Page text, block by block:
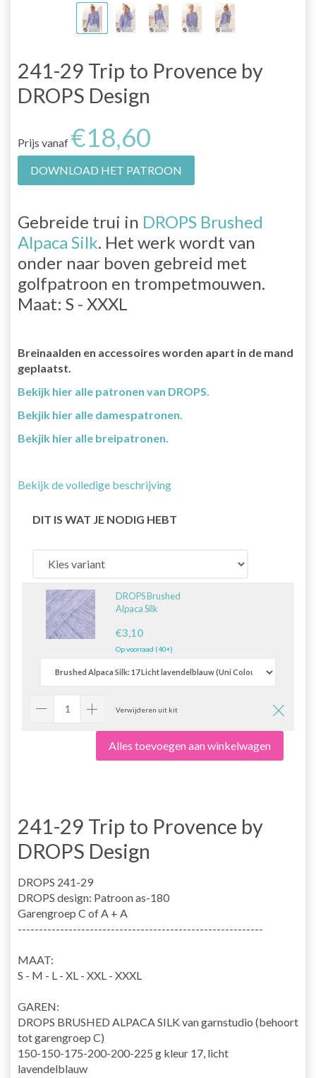
241-29 Trip to Provence by
DROPS Design
Prijs vanaf €18,60
DOWNLOAD HET PATROON
Gebreide trui in DROPS Brushed
Alpaca Silk. Het werk wordt van
onder naar boven gebreid met
golfpatroon en trompetmouwen.
Maat: S - XXXL
Breinaalden en accessoires worden apart in de mand
geplaatst.
Bekijk hier alle patronen van DROPS.
Bekjik hier alle damespatronen.
Bekjik hier alle breipatronen.
Bekijk de volledige beschrijving
DIT IS WAT JE NODIG HEBT
DROPS Brushed
Alpaca Silk
€3,10
Op voorraad (40+)
Verwijderen uit kit
Alles toevoegen aan winkelwagen
241-29 Trip to Provence by
DROPS Design
DROPS 241-29
DROPS design: Patroon as-180
Garengroep C of A + A
----------------------------------------------------------
MAAT:
S - M - L - XL - XXL - XXXL
GAREN:
DROPS BRUSHED ALPACA SILK van garnstudio (behoort
tot garengroep C)
150-150-175-200-200-225 g kleur 17, licht
lavendelblauw